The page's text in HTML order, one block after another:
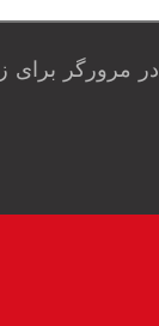
مرورگر برای